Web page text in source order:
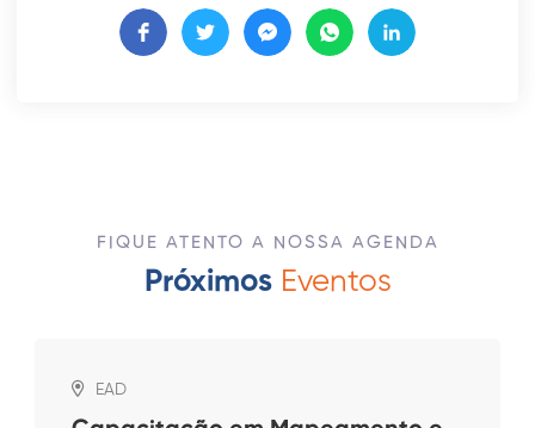
FIQUE ATENTO A NOSSA AGENDA
Próximos Eventos
EAD